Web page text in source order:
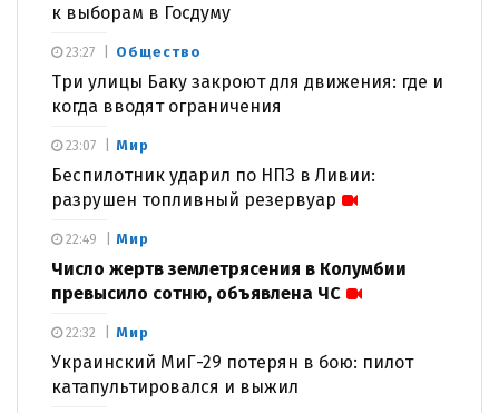
к выборам в Госдуму
Общество
Три улицы Баку закроют для движения: где и
когда вводят ограничения
23:27
Мир
Беспилотник ударил по НПЗ в Ливии:
разрушен топливный резервуар
23:07
Мир
Число жертв землетрясения в Колумбии
превысило сотню, объявлена ЧС
22:49
Мир
Украинский МиГ-29 потерян в бою: пилот
катапультировался и выжил
22:32